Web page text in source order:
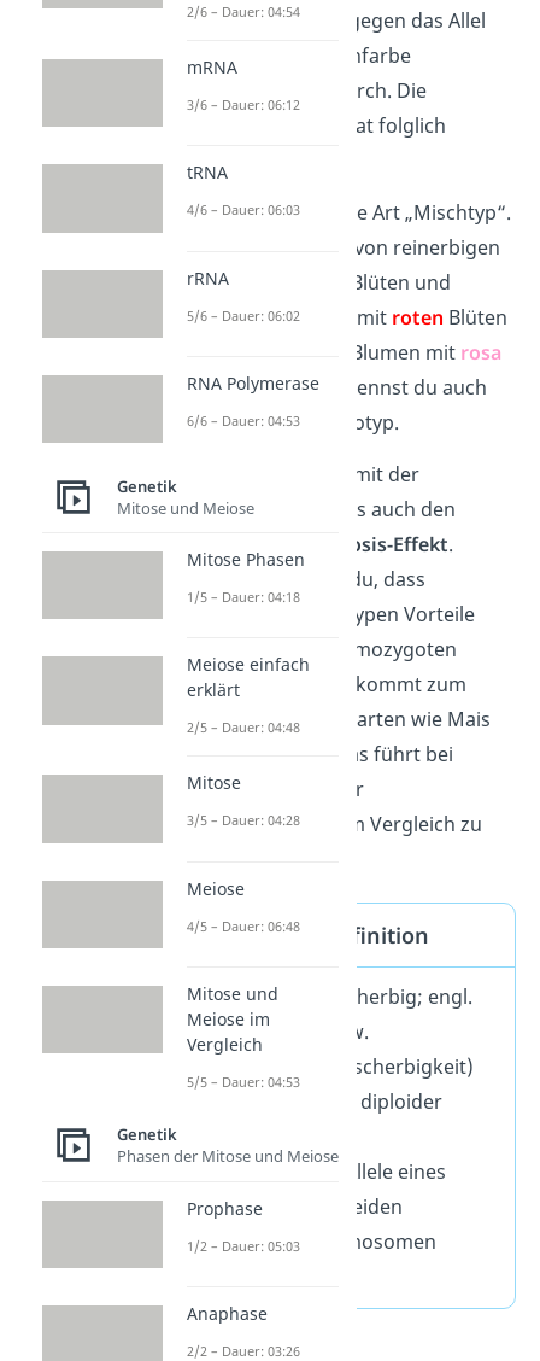
dominantes Allel
) gegen das Allel
für eine
Augenfarbe
) durch. Die
betroffene Person hat folglich
braune
Oder es entsteht eine Art „Mischtyp“.
Aus einer Kreuzung von reinerbigen
Blumen mit weißen Blüten und
reinerbigen Blumen mit roten Blüten
gehen mischerbige Blumen mit rosa
Blüten hervor. Das nennst du auch
intermediären Phänotyp.
Im Zusammenhang mit der
Heterozygotie gibt es auch den
Heterosis-Effekt.
verstehst du, dass
heterozygote Genotypen Vorteile
gegenüber ihren homozygoten
Eltern besitzen. Das kommt zum
Beispiel bei Getreidearten wie Mais
oder Roggen vor. Das führt bei
diesen Arten zu einer
Ertragssteigerung im Vergleich zu
Heterozygot Definition
Heterozygot (mischerbig; engl.
heterozygous) bzw.
Heterozygotie (Mischerbigkeit)
bedeutet, dass ein diploider
unterschiedliche Allele eines
Gens auf seinen beiden
homologen Chromosomen
2/6 – Dauer: 04:54
mRNA
3/6 – Dauer: 06:12
tRNA
4/6 – Dauer: 06:03
rRNA
5/6 – Dauer: 06:02
RNA Polymerase
6/6 – Dauer: 04:53
Genetik
Mitose und Meiose
Mitose Phasen
1/5 – Dauer: 04:18
Meiose einfach
erklärt
2/5 – Dauer: 04:48
Mitose
3/5 – Dauer: 04:28
Meiose
4/5 – Dauer: 06:48
Mitose und
Meiose im
Vergleich
5/5 – Dauer: 04:53
Genetik
Phasen der Mitose und Meiose
Prophase
1/2 – Dauer: 05:03
Anaphase
2/2 – Dauer: 03:26